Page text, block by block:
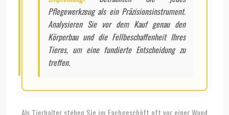
Pflegewerkzeug als ein Präzisionsinstrument.
Analysieren Sie vor dem Kauf genau den
Körperbau und die Fellbeschaffenheit Ihres
Tieres, um eine fundierte Entscheidung zu
treffen.
Als Tierhalter stehen Sie im Fachgeschäft oft vor einer Wand